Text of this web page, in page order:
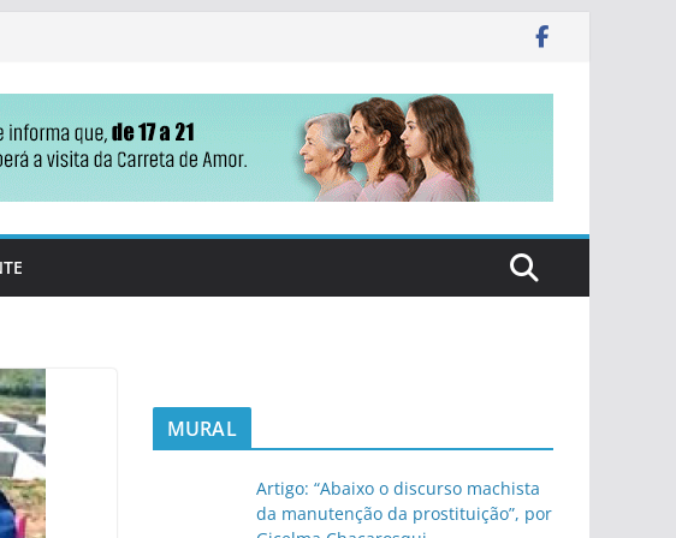
MURAL
Artigo: “Abaixo o discurso machista
da manutenção da prostituição”, por